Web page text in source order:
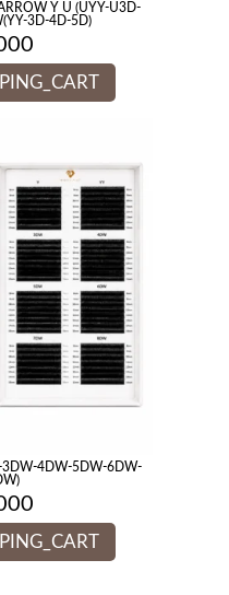
Y U (UYY-U3D-
3D-4D-5D)
3DW-4DW-5DW-6DW-